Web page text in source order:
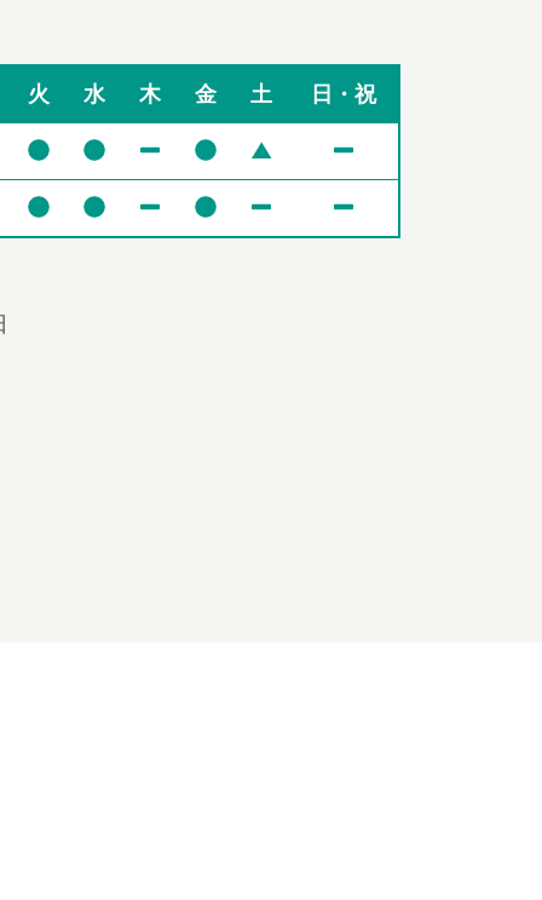
火 水 木 金 土 日・祝
▲